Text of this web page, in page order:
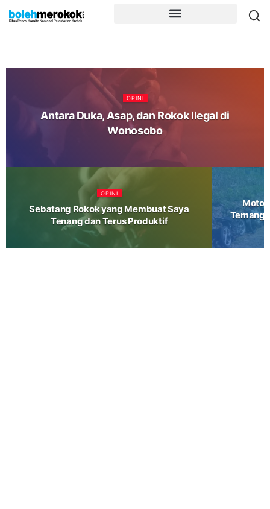
OPINI
Antara Duka, Asap, dan Rokok Ilegal di
Wonosobo
OPINI
Sebatang Rokok yang Membuat Saya
Tenang dan Terus Produktif
Motor